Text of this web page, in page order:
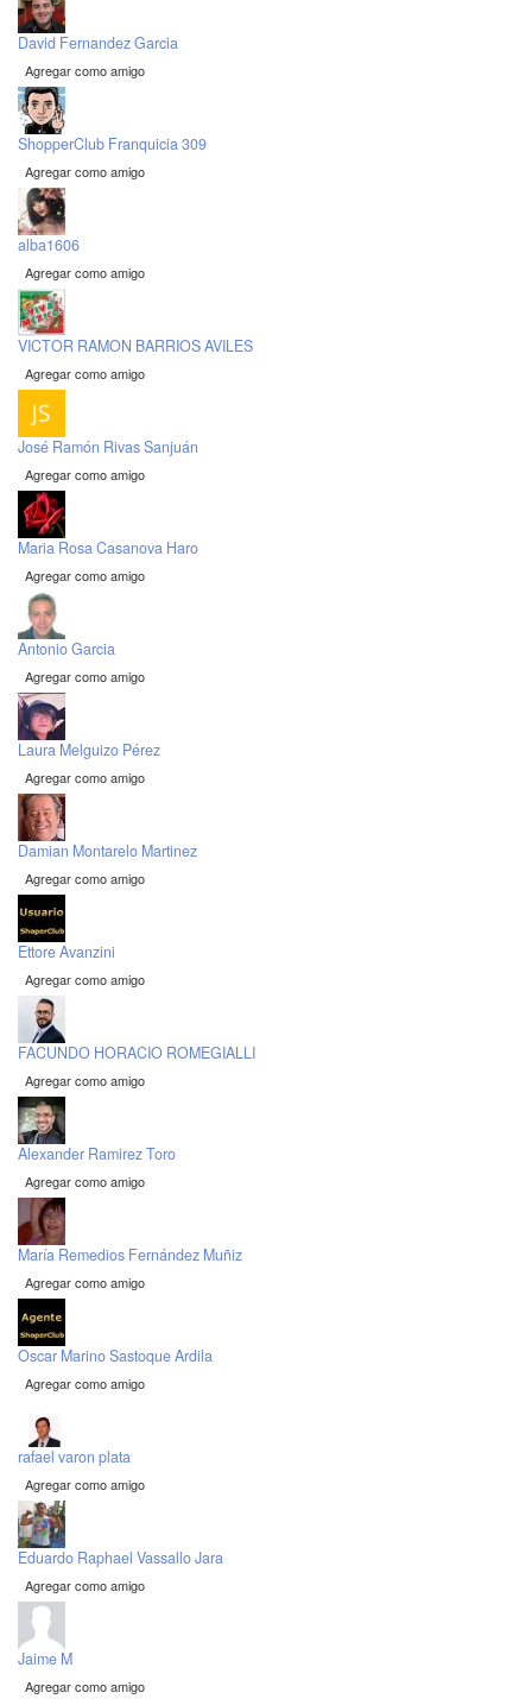
David Fernandez Garcia
Agregar como amigo
ShopperClub Franquicia 309
Agregar como amigo
alba1606
Agregar como amigo
VICTOR RAMON BARRIOS AVILES
Agregar como amigo
José Ramón Rivas Sanjuán
Agregar como amigo
Maria Rosa Casanova Haro
Agregar como amigo
Antonio Garcia
Agregar como amigo
Laura Melguizo Pérez
Agregar como amigo
Damian Montarelo Martinez
Agregar como amigo
Ettore Avanzini
Agregar como amigo
FACUNDO HORACIO ROMEGIALLI
Agregar como amigo
Alexander Ramirez Toro
Agregar como amigo
María Remedios Fernández Muñiz
Agregar como amigo
Oscar Marino Sastoque Ardila
Agregar como amigo
rafael varon plata
Agregar como amigo
Eduardo Raphael Vassallo Jara
Agregar como amigo
Jaime M
Agregar como amigo